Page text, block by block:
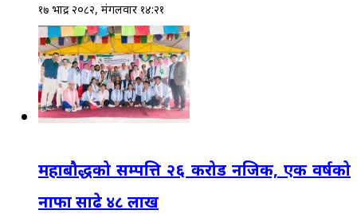
१७ भाद्र २०८२, मंगलवार १४:२१
महाबौद्धको सम्पत्ति २६ करोड नजिक, एक वर्षको
नाफा साढे ४८ लाख